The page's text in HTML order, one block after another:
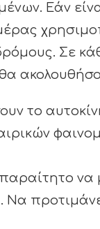
Εάν
Σε
το